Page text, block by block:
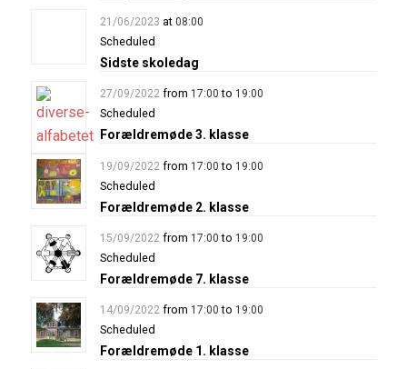
21/06/2023 at 08:00
Scheduled
Sidste skoledag
27/09/2022 from 17:00 to 19:00
Scheduled
Forældremøde 3. klasse
19/09/2022 from 17:00 to 19:00
Scheduled
Forældremøde 2. klasse
15/09/2022 from 17:00 to 19:00
Scheduled
Forældremøde 7. klasse
14/09/2022 from 17:00 to 19:00
Scheduled
Forældremøde 1. klasse